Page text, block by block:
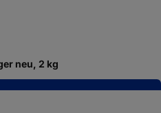
neu, 2 kg